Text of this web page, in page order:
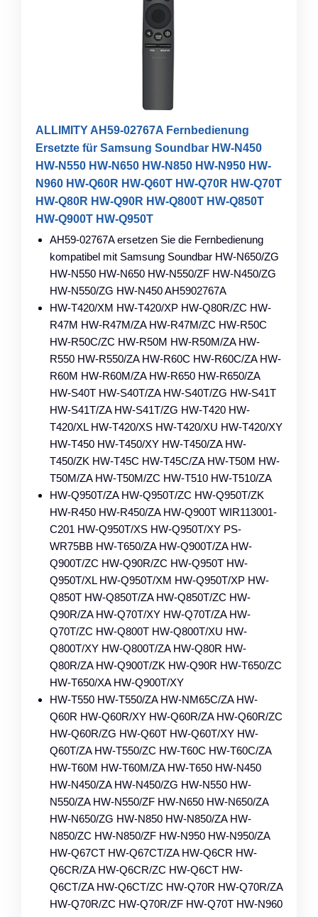
ALLIMITY AH59-02767A Fernbedienung
Ersetzte für Samsung Soundbar HW-N450
HW-N550 HW-N650 HW-N850 HW-N950 HW-
N960 HW-Q60R HW-Q60T HW-Q70R HW-Q70T
HW-Q80R HW-Q90R HW-Q800T HW-Q850T
HW-Q900T HW-Q950T
AH59-02767A ersetzen Sie die Fernbedienung
kompatibel mit Samsung Soundbar HW-N650/ZG
HW-N550 HW-N650 HW-N550/ZF HW-N450/ZG
HW-N550/ZG HW-N450 AH5902767A
HW-T420/XM HW-T420/XP HW-Q80R/ZC HW-
R47M HW-R47M/ZA HW-R47M/ZC HW-R50C
HW-R50C/ZC HW-R50M HW-R50M/ZA HW-
R550 HW-R550/ZA HW-R60C HW-R60C/ZA HW-
R60M HW-R60M/ZA HW-R650 HW-R650/ZA
HW-S40T HW-S40T/ZA HW-S40T/ZG HW-S41T
HW-S41T/ZA HW-S41T/ZG HW-T420 HW-
T420/XL HW-T420/XS HW-T420/XU HW-T420/XY
HW-T450 HW-T450/XY HW-T450/ZA HW-
T450/ZK HW-T45C HW-T45C/ZA HW-T50M HW-
T50M/ZA HW-T50M/ZC HW-T510 HW-T510/ZA
HW-Q950T/ZA HW-Q950T/ZC HW-Q950T/ZK
HW-R450 HW-R450/ZA HW-Q900T WIR113001-
C201 HW-Q950T/XS HW-Q950T/XY PS-
WR75BB HW-T650/ZA HW-Q900T/ZA HW-
Q900T/ZC HW-Q90R/ZC HW-Q950T HW-
Q950T/XL HW-Q950T/XM HW-Q950T/XP HW-
Q850T HW-Q850T/ZA HW-Q850T/ZC HW-
Q90R/ZA HW-Q70T/XY HW-Q70T/ZA HW-
Q70T/ZC HW-Q800T HW-Q800T/XU HW-
Q800T/XY HW-Q800T/ZA HW-Q80R HW-
Q80R/ZA HW-Q900T/ZK HW-Q90R HW-T650/ZC
HW-T650/XA HW-Q900T/XY
HW-T550 HW-T550/ZA HW-NM65C/ZA HW-
Q60R HW-Q60R/XY HW-Q60R/ZA HW-Q60R/ZC
HW-Q60R/ZG HW-Q60T HW-Q60T/XY HW-
Q60T/ZA HW-T550/ZC HW-T60C HW-T60C/ZA
HW-T60M HW-T60M/ZA HW-T650 HW-N450
HW-N450/ZA HW-N450/ZG HW-N550 HW-
N550/ZA HW-N550/ZF HW-N650 HW-N650/ZA
HW-N650/ZG HW-N850 HW-N850/ZA HW-
N850/ZC HW-N850/ZF HW-N950 HW-N950/ZA
HW-Q67CT HW-Q67CT/ZA HW-Q6CR HW-
Q6CR/ZA HW-Q6CR/ZC HW-Q6CT HW-
Q6CT/ZA HW-Q6CT/ZC HW-Q70R HW-Q70R/ZA
HW-Q70R/ZC HW-Q70R/ZF HW-Q70T HW-N960